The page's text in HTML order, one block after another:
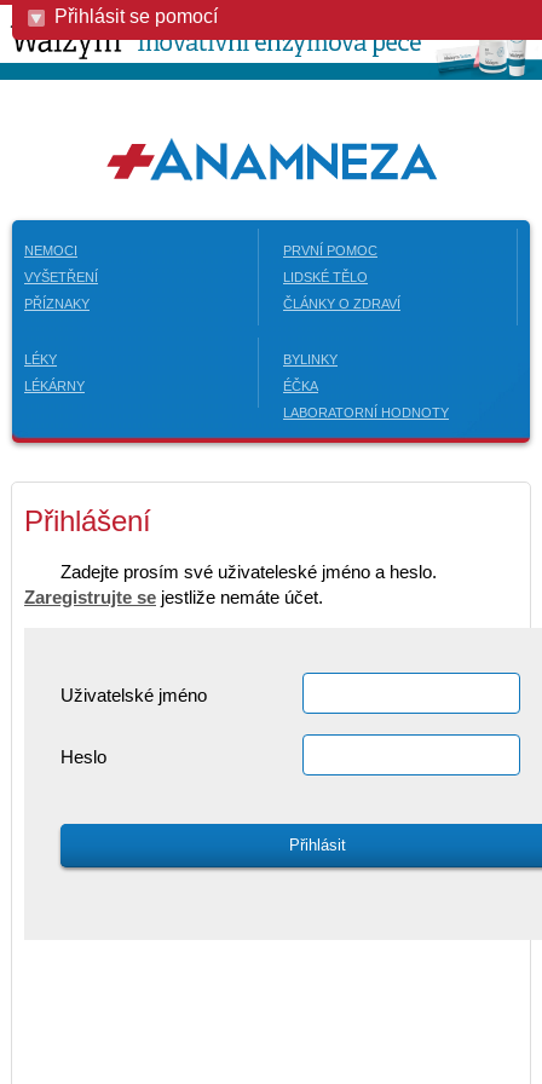
Přihlásit se pomocí
NEMOCI
VYŠETŘENÍ
PŘÍZNAKY
PRVNÍ POMOC
LIDSKÉ TĚLO
ČLÁNKY O ZDRAVÍ
LÉKY
LÉKÁRNY
BYLINKY
ÉČKA
LABORATORNÍ HODNOTY
Přihlášení
Zadejte prosím své uživateleské jméno a heslo.
Zaregistrujte se jestliže nemáte účet.
Uživatelské jméno
Heslo